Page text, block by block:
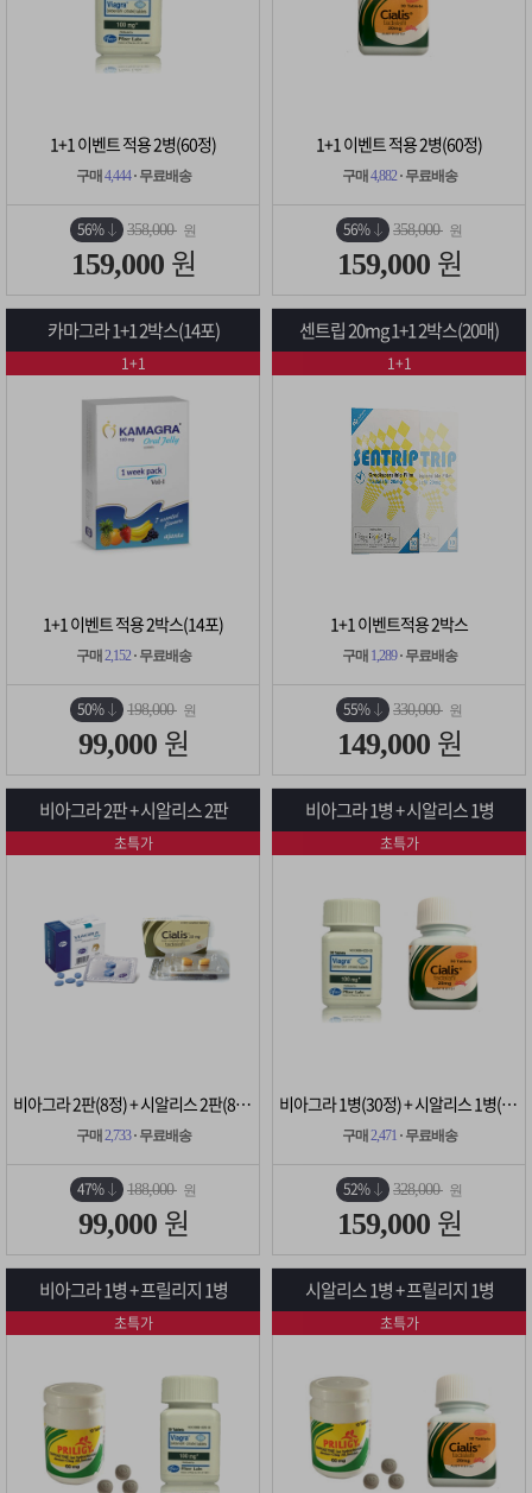
1+1 이벤트 적용 2병(60정)
구매 4,444· 무료배송
56% 358,000 원
159,000 원
1+1 이벤트 적용 2병(60정)
구매 4,882· 무료배송
56% 358,000 원
159,000 원
카마그라 1+1 2박스(14포)
1+1 이벤트 적용 2박스(14포)
구매 2,152· 무료배송
50% 198,000 원
99,000 원
1+1
센트립 20mg 1+1 2박스(20매)
1+1 이벤트적용 2박스
구매 1,289· 무료배송
55% 330,000 원
149,000 원
1+1
비아그라 2판 + 시알리스 2판
비아그라 2판(8정) + 시알리스 2판(8정)
구매 2,733· 무료배송
47% 188,000 원
99,000 원
초특가
비아그라 1병 + 시알리스 1병
비아그라 1병(30정) + 시알리스 1병(30정)
구매 2,471· 무료배송
52% 328,000 원
159,000 원
초특가
비아그라 1병 + 프릴리지 1병
초특가
시알리스 1병 + 프릴리지 1병
초특가